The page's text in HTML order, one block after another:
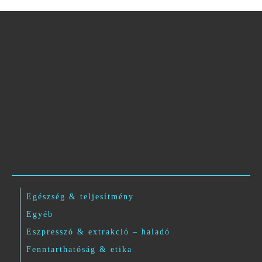
Egészség & teljesítmény
Egyéb
Eszpresszó & extrakció – haladó
Fenntarthatóság & etika